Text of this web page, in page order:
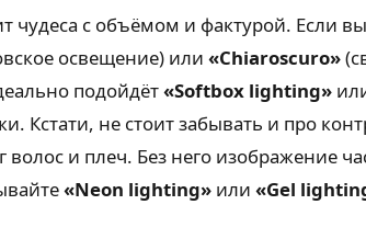
чудеса с объёмом и фактурой. Если
освещение) или «Chiaroscuro»
подойдёт«Softbox lighting»
не стоит забывать и про
и плеч. Без него изображение
«Neon lighting» или «Gel